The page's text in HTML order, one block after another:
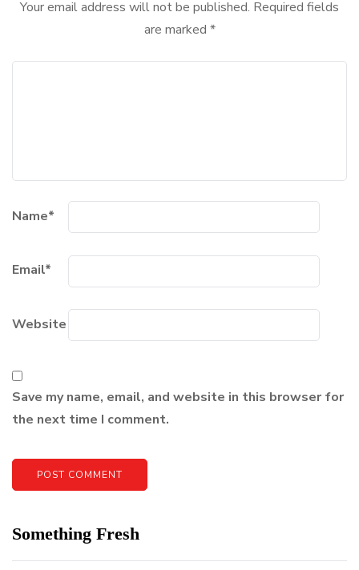
Your email address will not be published. Required fields
are marked *
Name*
Email*
Website
Save my name, email, and website in this browser for
the next time I comment.
Something Fresh